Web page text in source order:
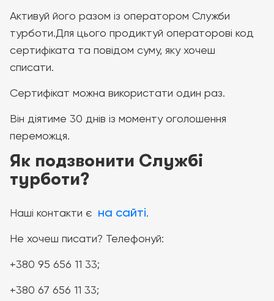
Активуй його разом із оператором Служби
турботи.Для цього продиктуй операторові код
сертифіката та повідом суму, яку хочеш
списати.
Сертифікат можна використати один раз.
Він діятиме 30 днів із моменту оголошення
переможця.
Як подзвонити Службі
турботи?
Наші контакти є на сайті.
Не хочеш писати? Телефонуй:
+380 95 656 11 33;
+380 67 656 11 33;